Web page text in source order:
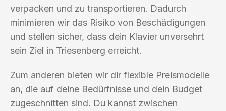
verpacken und zu transportieren. Dadurch
minimieren wir das Risiko von Beschädigungen
und stellen sicher, dass dein Klavier unversehrt
sein Ziel in Triesenberg erreicht.
Zum anderen bieten wir dir flexible Preismodelle
an, die auf deine Bedürfnisse und dein Budget
zugeschnitten sind. Du kannst zwischen